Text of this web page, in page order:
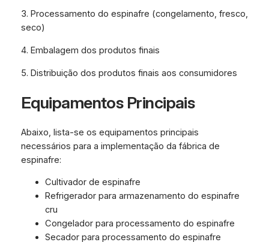
3. Processamento do espinafre (congelamento, fresco,
seco)
4. Embalagem dos produtos finais
5. Distribuição dos produtos finais aos consumidores
Equipamentos Principais
Abaixo, lista-se os equipamentos principais
necessários para a implementação da fábrica de
espinafre:
Cultivador de espinafre
Refrigerador para armazenamento do espinafre
cru
Congelador para processamento do espinafre
Secador para processamento do espinafre